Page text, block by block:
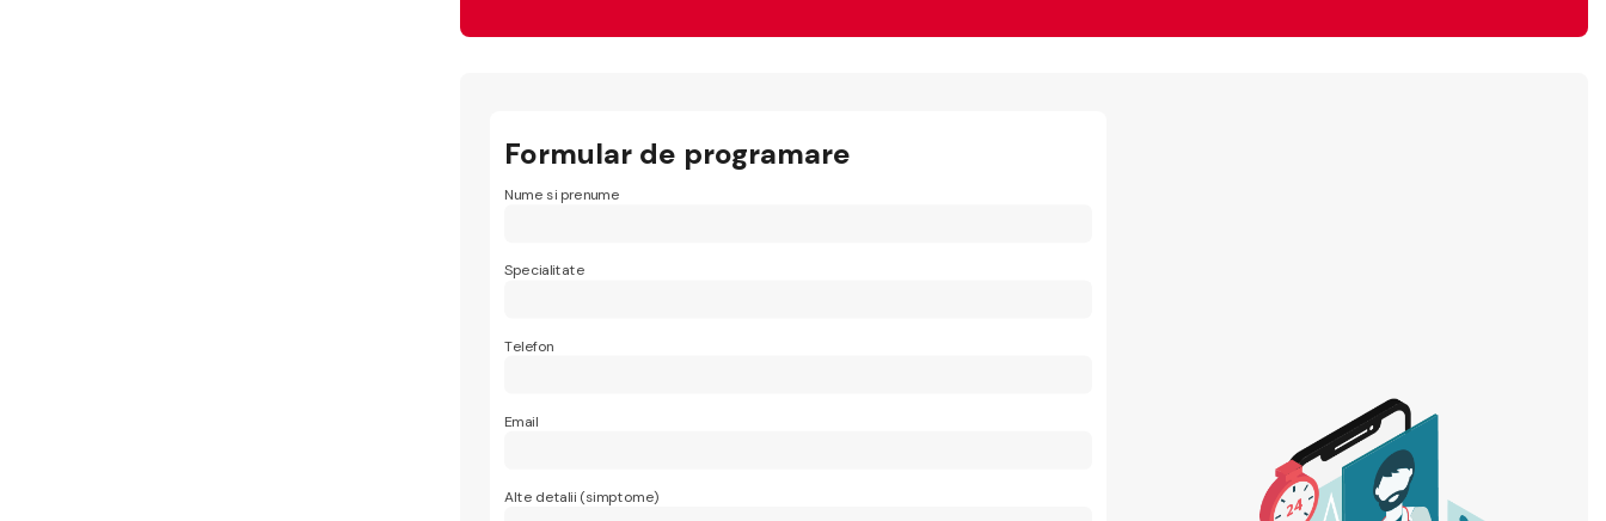
Formular de programare
Nume si prenume
Specialitate
Telefon
Email
Alte detalii (simptome)